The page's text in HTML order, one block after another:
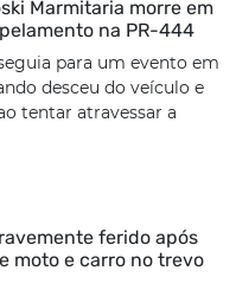
Marmitaria morre em
na PR-444
para um evento em
desceu do veículo e
tentar atravessar a
ferido após
moto e carro no trevo